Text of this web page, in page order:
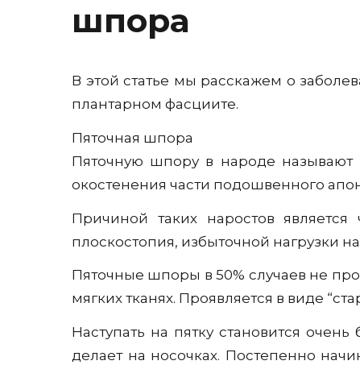
шпора
В этой статье мы расскажем о
плантарном фасциите.
Пяточная шпора
Пяточную шпору в народе называют
окостенения части подошвенного
Причиной таких наростов
плоскостопия, избыточной нагрузки
Пяточные шпоры в 50% случаев не
мягких тканях. Проявляется в виде
Наступать на пятку становится
делает на носочках. Постепенно